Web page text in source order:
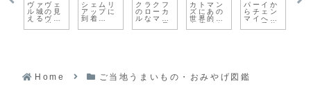
ヴァヴェ
ル城の見
えるヴィ
スワ川で
鳥あつめ
シェムリ
アップに
到着
ですが、
クラクフ
のローカ
ルなマー
ケット見
つけ
カトマン
ズにあの
世界的有
名店があ
った！
パーイか
らチェン
マイへの
バス予約
をした
Home ご当地うまいもの・おみやげ図鑑